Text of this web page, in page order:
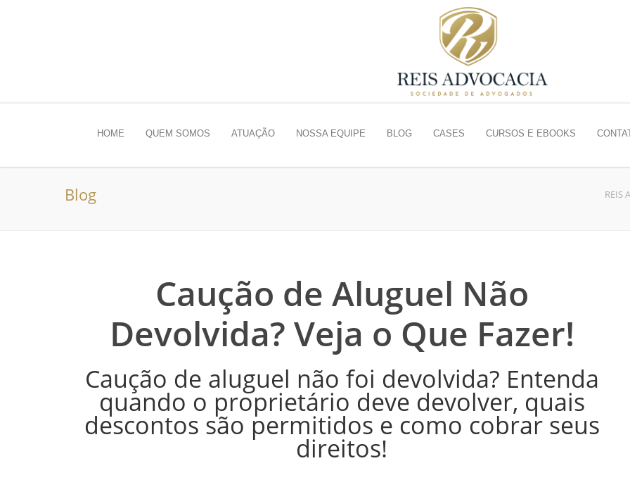
HOME QUEM SOMOS ATUAÇÃO NOSSA EQUIPE BLOG CASES CURSOS E EBOOKS
Blog REIS
Caução de Aluguel Não
Devolvida? Veja o Que Fazer!
Caução de aluguel não foi devolvida? Entenda
quando o proprietário deve devolver, quais
descontos são permitidos e como cobrar seus
direitos!